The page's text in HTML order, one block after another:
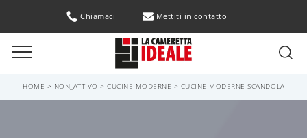
Chiamaci Mettiti in contatto
HOME > NON_ATTIVO > CUCINE MODERNE > CUCINE MODERNE SCANDOLA